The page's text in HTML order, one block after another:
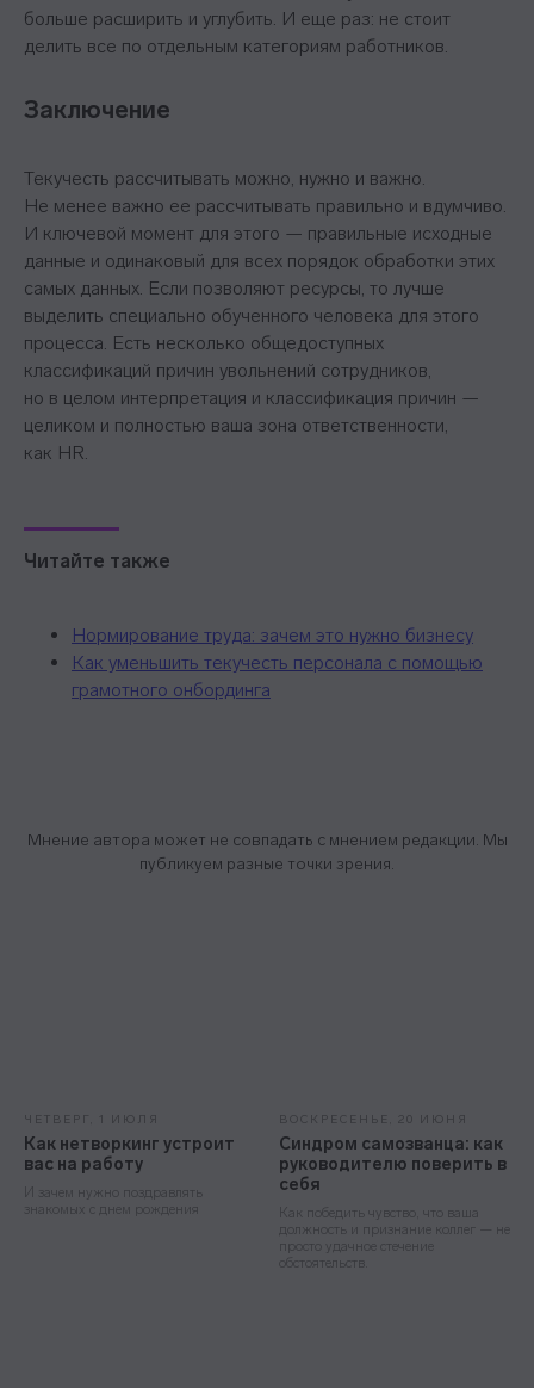
больше расширить и углубить. И еще раз: не стоит
делить все по отдельным категориям работников.
Заключение
Текучесть рассчитывать можно, нужно и важно.
Не менее важно ее рассчитывать правильно и вдумчиво.
И ключевой момент для этого — правильные исходные
данные и одинаковый для всех порядок обработки этих
самых данных. Если позволяют ресурсы, то лучше
выделить специально обученного человека для этого
процесса. Есть несколько общедоступных
классификаций причин увольнений сотрудников,
но в целом интерпретация и классификация причин —
целиком и полностью ваша зона ответственности,
как HR.
Читайте также
Нормирование труда: зачем это нужно бизнесу
Как уменьшить текучесть персонала с помощью
грамотного онбординга
Мнение автора может не совпадать с мнением редакции. Мы
публикуем разные точки зрения.
ЧЕТВЕРГ, 1 ИЮЛЯ
Как нетворкинг устроит
вас на работу
И зачем нужно поздравлять
знакомых с днем рождения
ВОСКРЕСЕНЬЕ, 20 ИЮНЯ
Синдром самозванца: как
руководителю поверить в
себя
Как победить чувство, что ваша
должность и признание коллег — не
просто удачное стечение
обстоятельств.